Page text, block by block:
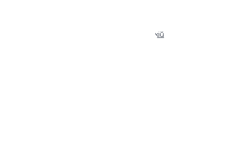
Записки за здоров’я та за упокій